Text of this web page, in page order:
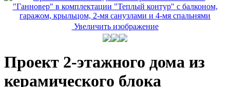
Увеличить изображение
Проект 2-этажного дома из
керамического блока